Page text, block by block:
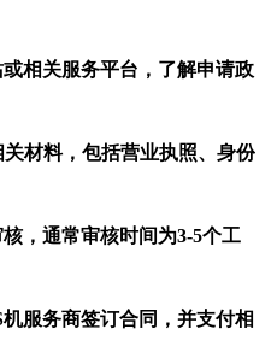
相关服务平台，了解申请政
材料，包括营业执照、身份
，通常审核时间为3-5个工
服务商签订合同，并支付相